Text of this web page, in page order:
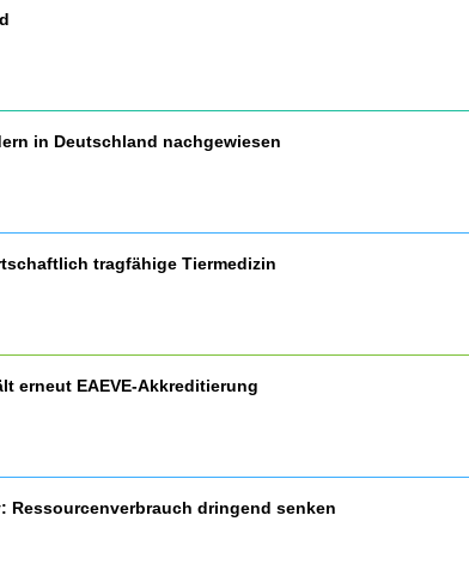
in Deutschland nachgewiesen
tragfähige Tiermedizin
erneut EAEVE-Akkreditierung
Ressourcenverbrauch dringend senken